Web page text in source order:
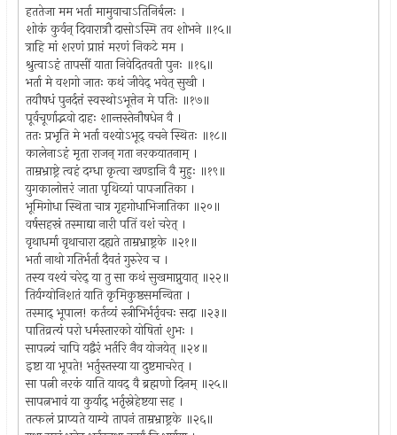
हततेजा मम भर्ता मामुवाचाऽतिनिर्बलः ।
शोकं कुर्वन् दिवारात्रौ दासोऽस्मि तव शोभने ॥१५॥
त्राहि मां शरणं प्राप्तं मरणं निकटे मम ।
श्रुत्वाऽहं तापसीं याता निवेदितवती पुनः ॥१६॥
भर्ता मे वशगो जातः कथं जीवेद् भवेत् सुखी ।
तयौषधं पुनर्दत्तं स्वस्थोऽभूत्तेन मे पतिः ॥१७॥
पूर्वचूर्णाद्भवो दाहः शान्तस्तेनौषधेन वै ।
ततः प्रभृति मे भर्ता वश्योऽभूद् वचने स्थितः ॥१८॥
कालेनाऽहं मृता राजन् गता नरकयातनाम् ।
ताम्रभ्राष्ट्रे त्वहं दग्धा कृत्वा खण्डानि वै मुहुः ॥१९॥
युगकालोत्तरं जाता पृथिव्यां पापजातिका ।
भूमिगोधा स्थिता चात्र गृहगोधाभिजातिका ॥२०॥
वर्षसहस्रं तस्माद्या नारी पतिं वशं चरेत् ।
वृथाधर्मा वृथाचारा दह्यते ताम्रभ्राष्ट्रके ॥२१॥
भर्ता नाथो गतिर्भर्ता दैवतं गुरुरेव च ।
तस्य वश्यं चरेद् या तु सा कथं सुखमाप्नुयात् ॥२२॥
तिर्यग्योनिशतं याति कृमिकुष्ठसमन्विता ।
तस्माद् भूपाल! कर्तव्यं स्त्रीभिर्भर्तृवचः सदा ॥२३॥
पातिव्रत्यं परो धर्मस्तारको योषितां शुभः ।
सापत्न्यं चापि यद्वैरं भर्तरि नैव योजयेत् ॥२४॥
इष्टा या भूपते! भर्तुस्तस्या या दुष्टमाचरेत् ।
सा पत्नी नरकं याति यावद् वै ब्रह्मणो दिनम् ॥२५॥
सापत्नभावं या कुर्याद् भर्तृस्नेहेष्टया सह ।
तत्फलं प्राप्यते याम्ये तापनं ताम्रभ्राष्ट्रके ॥२६॥